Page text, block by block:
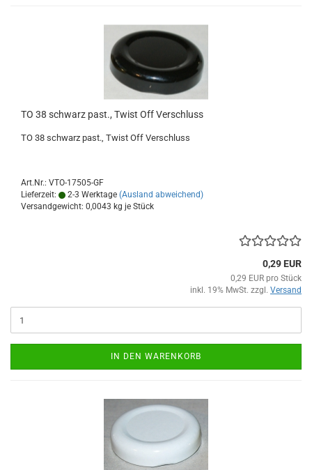
TO 38 schwarz past., Twist Off Verschluss
TO 38 schwarz past., Twist Off Verschluss
Art.Nr.: VTO-17505-GF
Lieferzeit:
2-3 Werktage (Ausland abweichend)
Versandgewicht: 0,0043 kg je Stück
0,29 EUR
0,29 EUR pro Stück
inkl. 19% MwSt. zzgl. Versand
IN DEN WARENKORB